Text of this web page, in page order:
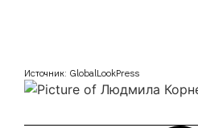
Источник: GlobalLookPress